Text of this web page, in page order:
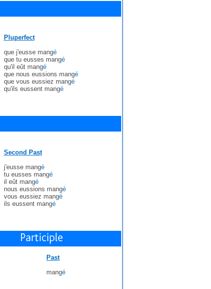
Pluperfect
que j'eusse mangé
que tu eusses mangé
qu'il eût mangé
que nous eussions mangé
que vous eussiez mangé
qu'ils eussent mangé
Second Past
j'eusse mangé
tu eusses mangé
il eût mangé
nous eussions mangé
vous eussiez mangé
ils eussent mangé
Past
mangé